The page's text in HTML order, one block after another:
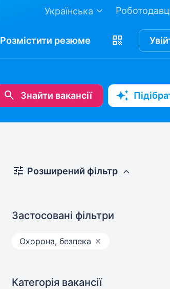
Українська
Розмістити резюме
Знайти вакансії
Розширений фільтр
Застосовані фільтри
Охорона, безпека
Категорія вакансії